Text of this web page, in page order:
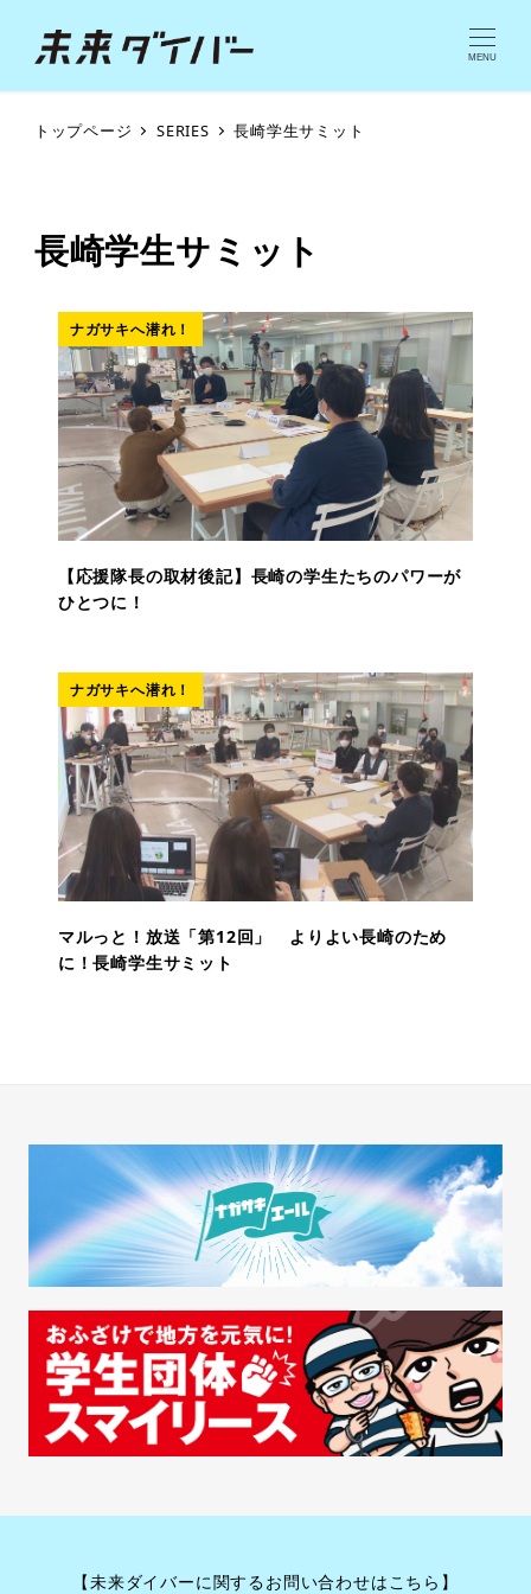
MENU
トップページ SERIES 長崎学生サミット
長崎学生サミット
ナガサキへ潜れ！
【応援隊長の取材後記】長崎の学生たちのパワーが
ひとつに！
ナガサキへ潜れ！
マルっと！放送「第12回」 よりよい長崎のため
に！長崎学生サミット
【未来ダイバーに関するお問い合わせはこちら】